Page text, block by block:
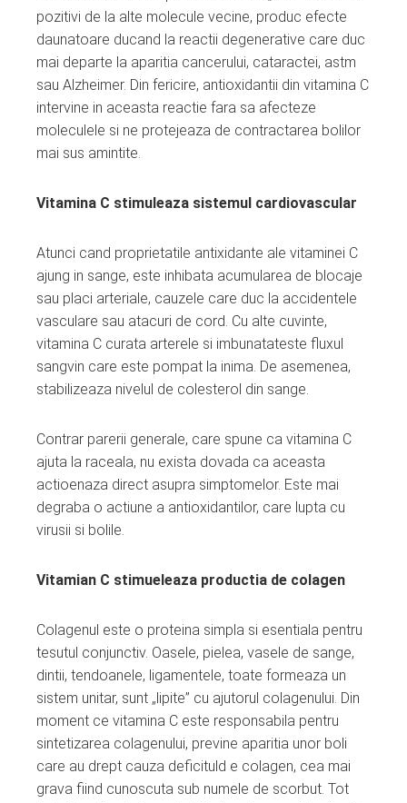
pozitivi de la alte molecule vecine, produc efecte
daunatoare ducand la reactii degenerative care duc
mai departe la aparitia cancerului, cataractei, astm
sau Alzheimer. Din fericire, antioxidantii din vitamina C
intervine in aceasta reactie fara sa afecteze
moleculele si ne protejeaza de contractarea bolilor
mai sus amintite.
Vitamina C stimuleaza sistemul cardiovascular
Atunci cand proprietatile antixidante ale vitaminei C
ajung in sange, este inhibata acumularea de blocaje
sau placi arteriale, cauzele care duc la accidentele
vasculare sau atacuri de cord. Cu alte cuvinte,
vitamina C curata arterele si imbunatateste fluxul
sangvin care este pompat la inima. De asemenea,
stabilizeaza nivelul de colesterol din sange.
Contrar parerii generale, care spune ca vitamina C
ajuta la raceala, nu exista dovada ca aceasta
actioenaza direct asupra simptomelor. Este mai
degraba o actiune a antioxidantilor, care lupta cu
virusii si bolile.
Vitamian C stimueleaza productia de colagen
Colagenul este o proteina simpla si esentiala pentru
tesutul conjunctiv. Oasele, pielea, vasele de sange,
dintii, tendoanele, ligamentele, toate formeaza un
sistem unitar, sunt „lipite” cu ajutorul colagenului. Din
moment ce vitamina C este responsabila pentru
sintetizarea colagenului, previne aparitia unor boli
care au drept cauza deficituld e colagen, cea mai
grava fiind cunoscuta sub numele de scorbut. Tot